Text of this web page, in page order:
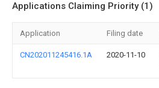
Applications Claiming Priority (1)
Application Filing date
CN202011245416.1A 2020-11-10